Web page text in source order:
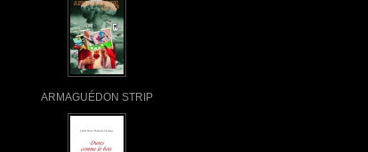
ARMAGUÉDON STRIP